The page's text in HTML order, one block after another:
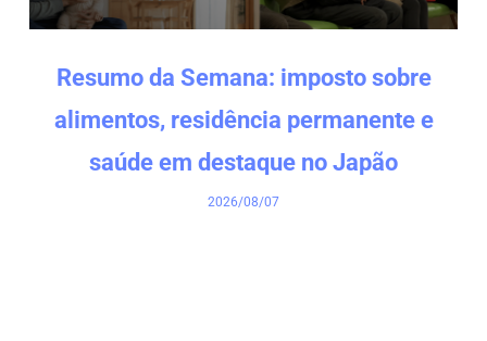
Resumo da Semana: imposto sobre
alimentos, residência permanente e
saúde em destaque no Japão
2026/08/07